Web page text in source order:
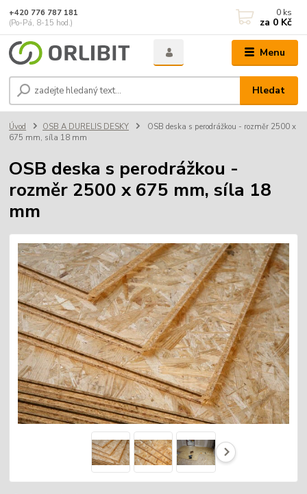
Menu
Hledat
+420 776 787 181
(Po-Pá, 8-15 hod.)
0 ks
za 0 Kč
Úvod OSB A DURELIS DESKY
OSB deska s perodrážkou - rozměr 2500 x
675 mm, síla 18 mm
OSB deska s perodrážkou -
rozměr 2500 x 675 mm, síla 18
mm